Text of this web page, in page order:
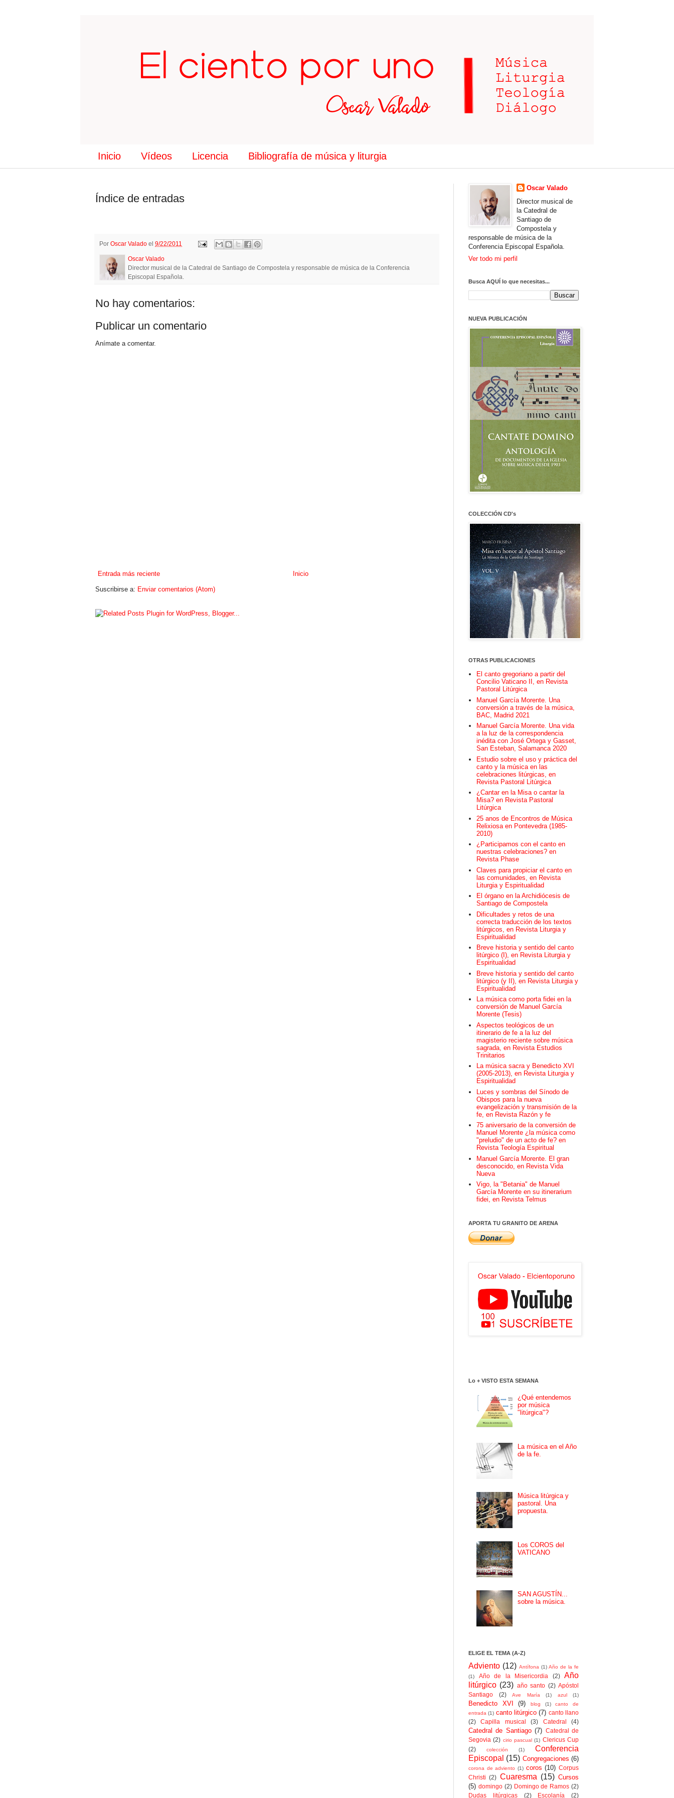
Inicio Vídeos Licencia Bibliografía de música y liturgia
Índice de entradas
Por Oscar Valado el 9/22/2011
Oscar Valado
Director musical de la Catedral de Santiago de Compostela y responsable de música de la Conferencia
Episcopal Española.
No hay comentarios:
Publicar un comentario
Anímate a comentar.
Entrada más reciente Inicio
Suscribirse a: Enviar comentarios (Atom)
Oscar Valado
Director musical de
la Catedral de
Santiago de
Compostela y
responsable de música de la
Conferencia Episcopal Española.
Ver todo mi perfil
Busca AQUÍ lo que necesitas...
NUEVA PUBLICACIÓN
COLECCIÓN CD's
OTRAS PUBLICACIONES
El canto gregoriano a partir del
Concilio Vaticano II, en Revista
Pastoral Litúrgica
Manuel García Morente. Una
conversión a través de la música,
BAC, Madrid 2021
Manuel García Morente. Una vida
a la luz de la correspondencia
inédita con José Ortega y Gasset,
San Esteban, Salamanca 2020
Estudio sobre el uso y práctica del
canto y la música en las
celebraciones litúrgicas, en
Revista Pastoral Litúrgica
¿Cantar en la Misa o cantar la
Misa? en Revista Pastoral
Litúrgica
25 anos de Encontros de Música
Relixiosa en Pontevedra (1985-
2010)
¿Participamos con el canto en
nuestras celebraciones? en
Revista Phase
Claves para propiciar el canto en
las comunidades, en Revista
Liturgia y Espiritualidad
El órgano en la Archidiócesis de
Santiago de Compostela
Dificultades y retos de una
correcta traducción de los textos
litúrgicos, en Revista Liturgia y
Espiritualidad
Breve historia y sentido del canto
litúrgico (I), en Revista Liturgia y
Espiritualidad
Breve historia y sentido del canto
litúrgico (y II), en Revista Liturgia y
Espiritualidad
La música como porta fidei en la
conversión de Manuel García
Morente (Tesis)
Aspectos teológicos de un
itinerario de fe a la luz del
magisterio reciente sobre música
sagrada, en Revista Estudios
Trinitarios
La música sacra y Benedicto XVI
(2005-2013), en Revista Liturgia y
Espiritualidad
Luces y sombras del Sínodo de
Obispos para la nueva
evangelización y transmisión de la
fe, en Revista Razón y fe
75 aniversario de la conversión de
Manuel Morente ¿la música como
"preludio" de un acto de fe? en
Revista Teología Espiritual
Manuel García Morente. El gran
desconocido, en Revista Vida
Nueva
Vigo, la "Betania" de Manuel
García Morente en su itinerarium
fidei, en Revista Telmus
APORTA TU GRANITO DE ARENA
Lo + VISTO ESTA SEMANA
¿Qué entendemos
por música
"litúrgica"?
La música en el Año
de la fe.
Música litúrgica y
pastoral. Una
propuesta.
Los COROS del
VATICANO
SAN AGUSTÍN...
sobre la música.
ELIGE EL TEMA (A-Z)
Adviento (12) Antífona (1) Año de la fe
(1)
Año de la Misericordia (2)
Año
litúrgico (23) año santo (2) Apóstol
Santiago
(2) Ave María (1) azul (1)
Benedicto XVI (9) blog (1)
canto de
entrada (1) canto litúrgico (7) canto llano
(2)
Capilla musical (3) Catedral (4)
Catedral de Santiago (7) Catedral de
Segovia (2) cirio pascual (1) Clericus Cup
(2)
colección (1)
Conferencia
Episcopal (15) Congregaciones (6)
corona de adviento (1) coros (10) Corpus
Christi (2) Cuaresma (15) Cursos
(5) domingo (2) Domingo de Ramos (2)
Dudas litúrgicas
(2) Escolanía (2)